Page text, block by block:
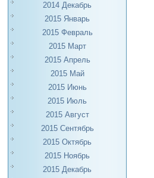
2014 Декабрь
2015 Январь
2015 Февраль
2015 Март
2015 Апрель
2015 Май
2015 Июнь
2015 Июль
2015 Август
2015 Сентябрь
2015 Октябрь
2015 Ноябрь
2015 Декабрь